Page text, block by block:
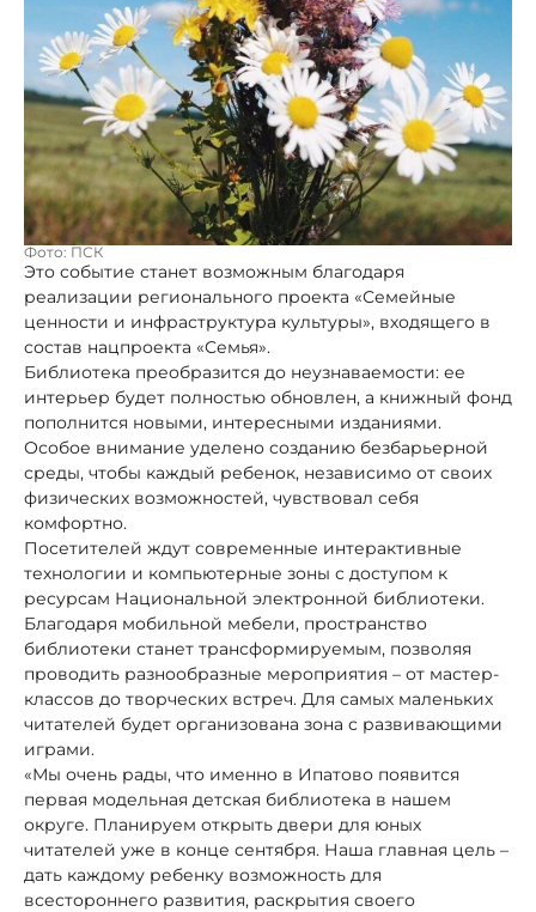
Фото: ПСК
Это событие станет возможным благодаря
реализации регионального проекта «Семейные
ценности и инфраструктура культуры», входящего в
состав нацпроекта «Семья».
Библиотека преобразится до неузнаваемости: ее
интерьер будет полностью обновлен, а книжный фонд
пополнится новыми, интересными изданиями.
Особое внимание уделено созданию безбарьерной
среды, чтобы каждый ребенок, независимо от своих
физических возможностей, чувствовал себя
комфортно.
Посетителей ждут современные интерактивные
технологии и компьютерные зоны с доступом к
ресурсам Национальной электронной библиотеки.
Благодаря мобильной мебели, пространство
библиотеки станет трансформируемым, позволяя
проводить разнообразные мероприятия – от мастер-
классов до творческих встреч. Для самых маленьких
читателей будет организована зона с развивающими
играми.
«Мы очень рады, что именно в Ипатово появится
первая модельная детская библиотека в нашем
округе. Планируем открыть двери для юных
читателей уже в конце сентября. Наша главная цель –
дать каждому ребенку возможность для
всестороннего развития, раскрытия своего